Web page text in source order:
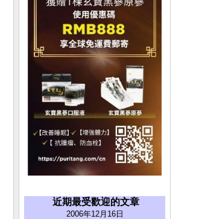
近期最受歡迎的文章
2006年12月16日